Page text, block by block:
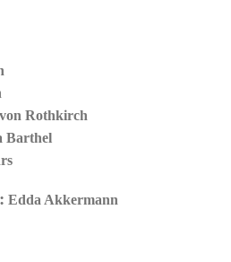
Rothkirch
Barthel
Edda Akkermann